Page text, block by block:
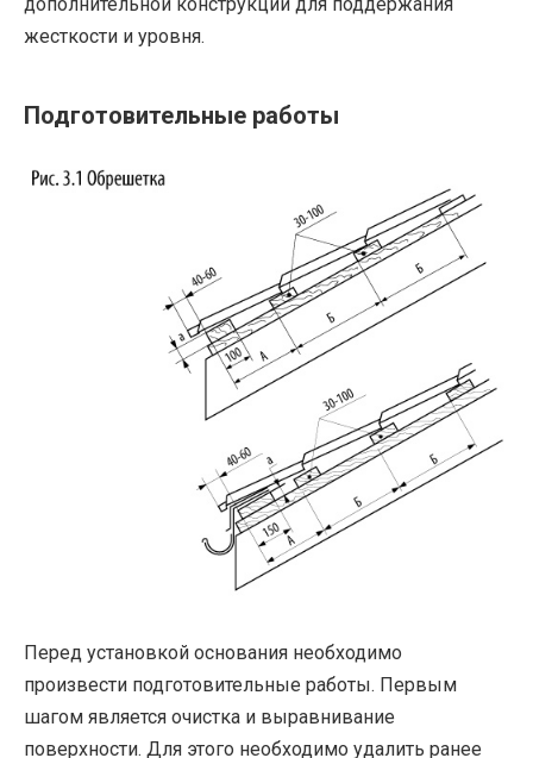
жесткости и уровня.
Подготовительные работы
Перед установкой основания необходимо
произвести подготовительные работы. Первым
шагом является очистка и выравнивание
поверхности. Для этого необходимо удалить ранее